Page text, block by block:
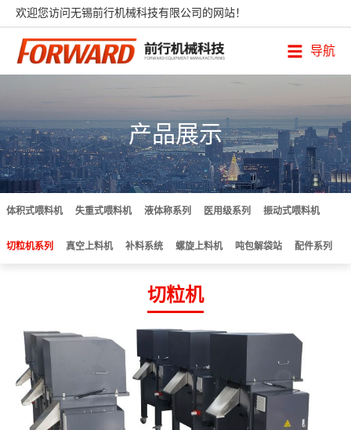
欢迎您访问无锡前行机械科技有限公司的网站！
导航
产品展示
体积式喂料机 失重式喂料机 液体称系列 医用级系列 振动式喂料机
切粒机系列 真空上料机 补料系统 螺旋上料机 吨包解袋站 配件系列
切粒机